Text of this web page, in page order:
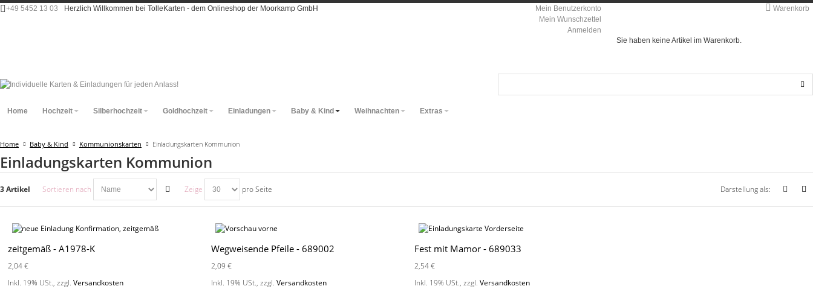
+49 5452 13 03 Herzlich Willkommen bei TolleKarten - dem Onlineshop der Moorkamp GmbH Warenkorb
Sie haben keine Artikel im Warenkorb.
Mein Benutzerkonto
Mein Wunschzettel
Anmelden
Home Hochzeit Silberhochzeit Goldhochzeit Einladungen Baby & Kind Weihnachten Extras
Home Baby & Kind Kommunionskarten Einladungskarten Kommunion
Einladungskarten Kommunion
3 Artikel Sortieren nach Zeige pro Seite Darstellung als:
zeitgemäß - A1978-K
2,04 €
Inkl. 19% USt.,zzgl.Versandkosten
Wegweisende Pfeile - 689002
2,09 €
Inkl. 19% USt.,zzgl.Versandkosten
Fest mit Mamor - 689033
2,54 €
Inkl. 19% USt.,zzgl.Versandkosten